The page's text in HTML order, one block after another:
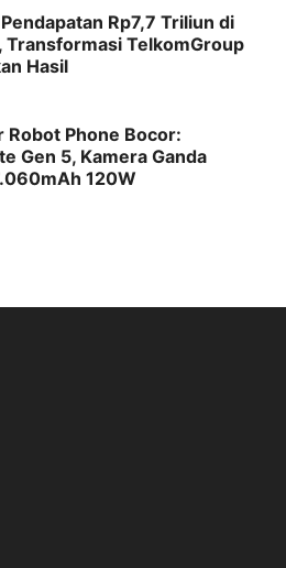
Rp7,7 Triliun di
Transformasi TelkomGroup
Hasil
Robot Phone Bocor:
Gen 5, Kamera Ganda
120W